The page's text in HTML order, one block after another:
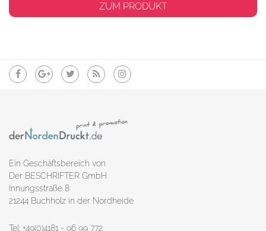
ZUM PRODUKT
Ein Geschäftsbereich von
Der BESCHRIFTER GmbH
Innungsstraße 8
21244 Buchholz in der Nordheide
Tel: +49(0)4181 - 96 99 772